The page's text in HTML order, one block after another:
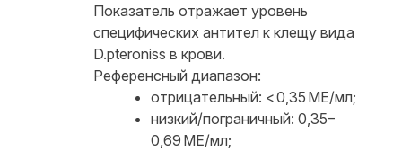
Показатель отражает уровень
специфических антител к клещу вида
D.pteroniss в крови.
Референсный диапазон:
отрицательный: < 0,35 МЕ/мл;
низкий/пограничный: 0,35–
0,69 МЕ/мл;